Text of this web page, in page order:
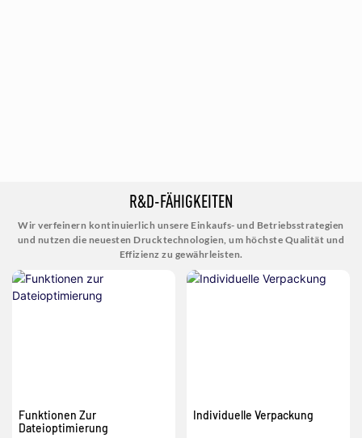
R&D-FÄHIGKEITEN
Wir verfeinern kontinuierlich unsere Einkaufs- und Betriebsstrategien
und nutzen die neuesten Drucktechnologien, um höchste Qualität und
Effizienz zu gewährleisten.
Funktionen Zur
Dateioptimierung
Individuelle Verpackung